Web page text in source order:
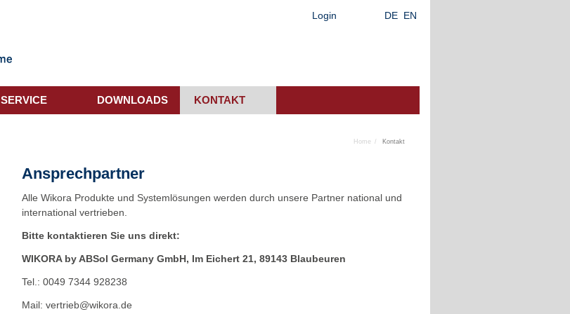
DE EN
Login
SERVICE DOWNLOADS KONTAKT
Home Kontakt
Ansprechpartner
Alle Wikora Produkte und Systemlösungen werden durch unsere Partner national und
international vertrieben.
Bitte kontaktieren Sie uns direkt:
WIKORA by ABSol Germany GmbH, Im Eichert 21, 89143 Blaubeuren
Tel.: 0049 7344 928238
Mail: vertrieb@wikora.de